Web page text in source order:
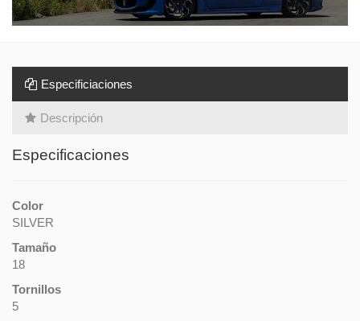
Especificiaciones
Descripción
Especificaciones
Color
SILVER
Tamaño
18
Tornillos
5